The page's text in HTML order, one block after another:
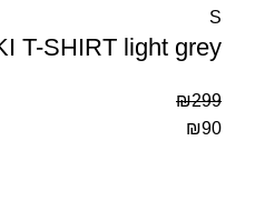
S
T-SHIRT light grey
₪299
₪90